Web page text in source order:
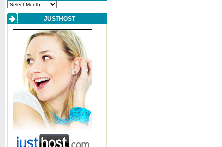
Archives
JUSTHOST